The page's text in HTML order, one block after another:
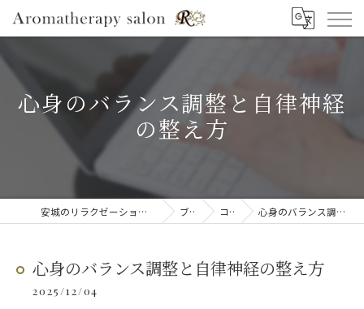
心身のバランス調整と自律神経
の整え方
安城のリラクゼーションならAromatherapy salon R ブログ コラム 心身のバランス調整と自律神経の整え方
心身のバランス調整と自律神経の整え方
2025/12/04